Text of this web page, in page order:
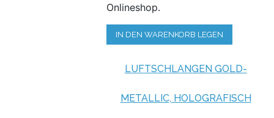
Onlineshop.
IN DEN WARENKORB LEGEN
LUFTSCHLANGEN GOLD-
METALLIC, HOLOGRAFISCH